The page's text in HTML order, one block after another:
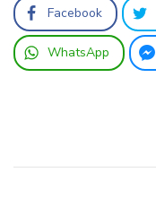
Facebook
WhatsApp